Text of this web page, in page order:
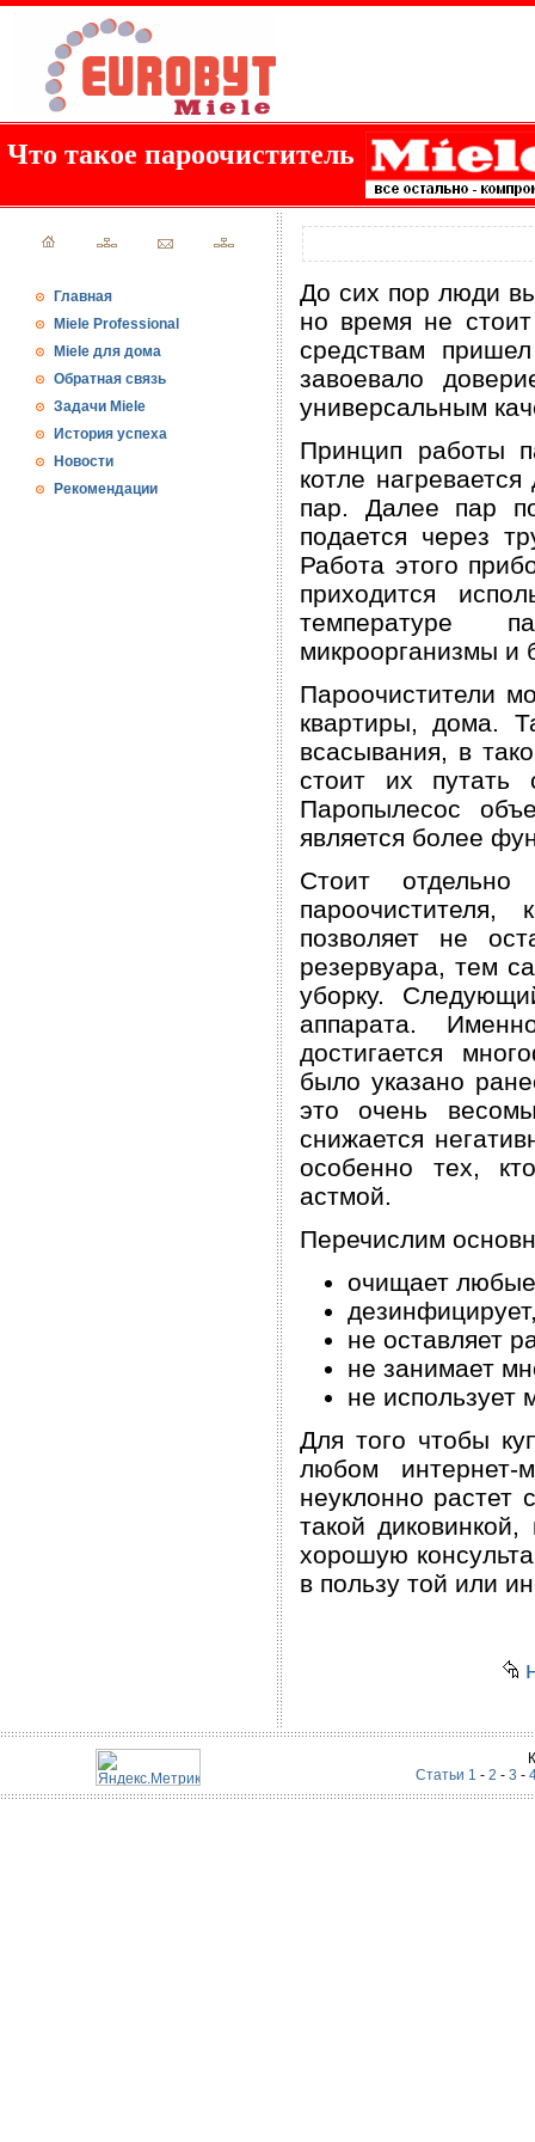
Что такое пароочиститель
Главная
Miele Professional
Miele для дома
Обратная связь
Задачи Miele
История успеха
Новости
Рекомендации
До сих пор люди
но время не
средствам
завоевало
универсальным
Принцип работы
котле
пар. Далее пар
подается через
Работа этого
приходится
температуре
микроорганизмы и
Пароочистители
квартиры, дома.
всасывания, в
стоит их путать
Паропылесос
является более
Стоит
позволяет не
резервуара, тем
уборку.
аппарата.
достигается
было указано
это очень
снижается
особенно тех,
астмой.
Перечислим
очищает
не оставляет
не занимает
не использует
Для того чтобы
любом интернет-
неуклонно растет
такой
хорошую
в пользу той или
Статьи 1 - 2 - 3 -